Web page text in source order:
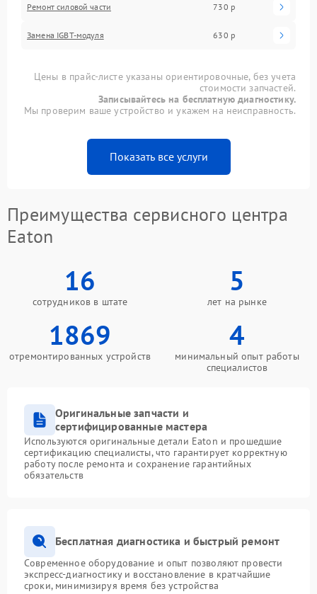
Ремонт силовой части 730 р
Замена IGBT-модуля 630 р
Цены в прайс-листе указаны ориентировочные, без учета
стоимости запчастей.
Записывайтесь на бесплатную диагностику.
Мы проверим ваше устройство и укажем на неисправность.
Показать все услуги
Преимущества сервисного центра
Eaton
16
сотрудников в штате
5
лет на рынке
1869
отремонтированных устройств
4
минимальный опыт работы
специалистов
Оригинальные запчасти и
сертифицированные мастера
Используются оригинальные детали Eaton и прошедшие
сертификацию специалисты, что гарантирует корректную
работу после ремонта и сохранение гарантийных
обязательств
Бесплатная диагностика и быстрый ремонт
Современное оборудование и опыт позволяют провести
экспресс-диагностику и восстановление в кратчайшие
сроки, минимизируя время без устройства